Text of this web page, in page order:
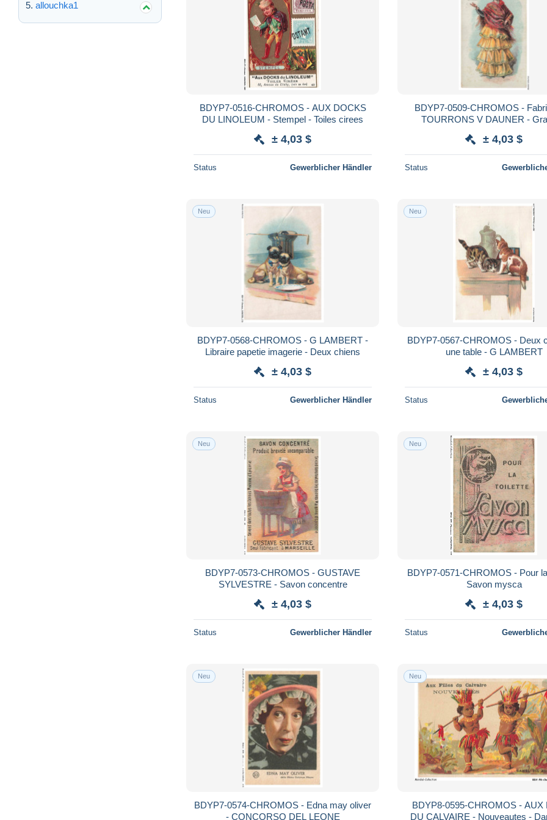
allouchka1
BDYP7-0516-CHROMOS - AUX DOCKS
DU LINOLEUM - Stempel - Toiles cirees
± 4,03 $
Status Gewerblicher Händler
BDYP7-0509-CHROMOS -
TOURRONS V DAUNER -
± 4,03 $
Status
Neu
BDYP7-0568-CHROMOS - G LAMBERT -
Libraire papetie imagerie - Deux chiens
± 4,03 $
Status Gewerblicher Händler
Neu
BDYP7-0567-CHROMOS - Deux
une table - G LAMBERT
± 4,03 $
Status
Neu
BDYP7-0573-CHROMOS - GUSTAVE
SYLVESTRE - Savon concentre
± 4,03 $
Status Gewerblicher Händler
Neu
BDYP7-0571-CHROMOS - Pour
Savon mysca
± 4,03 $
Status
Neu
BDYP7-0574-CHROMOS - Edna may oliver
- CONCORSO DEL LEONE
Neu
BDYP8-0595-CHROMOS - AUX
DU CALVAIRE - Nouveautes -